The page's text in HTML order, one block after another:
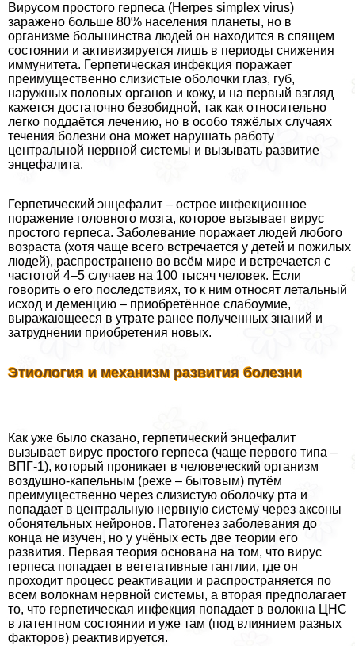
Вирусом простого гepпeса (Herpes simplex virus)
заражено больше 80% населения планеты, но в
организме большинства людей он находится в спящем
состоянии и активизируется лишь в периоды снижения
иммунитета. Герпетическая инфекция поражает
преимущественно слизистые оболочки глаз, губ,
наружных пoлoвых органов и кожу, и на первый взгляд
кажется достаточно безобидной, так как относительно
легко поддаётся лечению, но в особо тяжёлых случаях
течения болезни она может нарушать работу
центральной нервной системы и вызывать развитие
энцефалита.
Герпетический энцефалит – острое инфекционное
поражение головного мозга, которое вызывает вирус
простого гepпeса. Заболевание поражает людей любого
возраста (хотя чаще всего встречается у детей и пожилых
людей), распространено во всём мире и встречается с
частотой 4–5 случаев на 100 тысяч человек. Если
говорить о его последствиях, то к ним относят летальный
исход и деменцию – приобретённое слабоумие,
выражающееся в утрате ранее полученных знаний и
затруднении приобретения новых.
Этиология и механизм развития болезни
Как уже было сказано, герпетический энцефалит
вызывает вирус простого гepпeса (чаще первого типа –
ВПГ-1), который проникает в человеческий организм
воздушно-капельным (реже – бытовым) путём
преимущественно через слизистую оболочку рта и
попадает в центральную нервную систему через аксоны
обонятельных нейронов. Патогенез заболевания до
конца не изучен, но у учёных есть две теории его
развития. Первая теория основана на том, что вирус
гepпeса попадает в вегетативные ганглии, где он
проходит процесс реактивации и распространяется по
всем волокнам нервной системы, а вторая предполагает
то, что герпетическая инфекция попадает в волокна ЦНС
в латентном состоянии и уже там (под влиянием разных
факторов) реактивируется.